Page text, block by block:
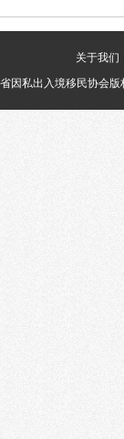
关于我们
因私出入境移民协会